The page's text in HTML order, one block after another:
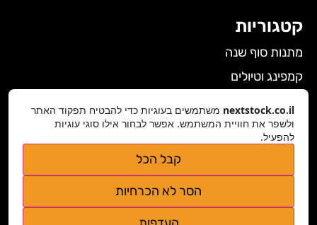
קטגוריות
מתנות סוף שנה
קמפינג וטיולים
גאדג'טים
nextstock.co.il@gmail.com
נגישות אתר
nextstock.co.il משתמשים בעוגיות כדי להבטיח תפקוד האתר
ולשפר את חוויית המשתמש. אפשר לבחור אילו סוגי עוגיות
להפעיל.
קבל הכל
הסר לא הכרחיות